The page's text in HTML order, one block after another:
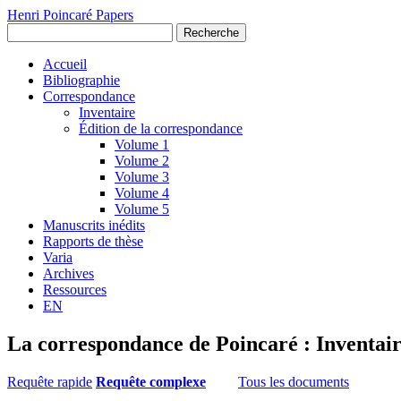
Henri Poincaré Papers
Recherche
Accueil
Bibliographie
Correspondance
Inventaire
Édition de la correspondance
Volume 1
Volume 2
Volume 3
Volume 4
Volume 5
Manuscrits inédits
Rapports de thèse
Varia
Archives
Ressources
EN
La correspondance de Poincaré :
Requête rapide Requête complexe Tous les documents